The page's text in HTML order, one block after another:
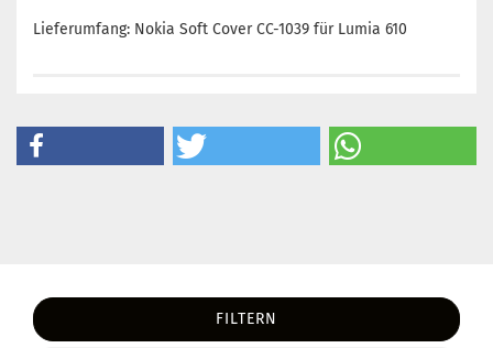
Lieferumfang: Nokia Soft Cover CC-1039 für Lumia 610
FILTERN